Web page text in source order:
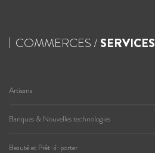
COMMERCES / SERVICES
Artisans
Banques & Nouvelles technologies
Beauté et Prêt-à-porter